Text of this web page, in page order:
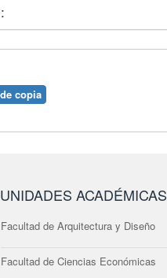
UNIDADES ACADÉMICAS
Facultad de Arquitectura y Diseño
Facultad de Ciencias Económicas